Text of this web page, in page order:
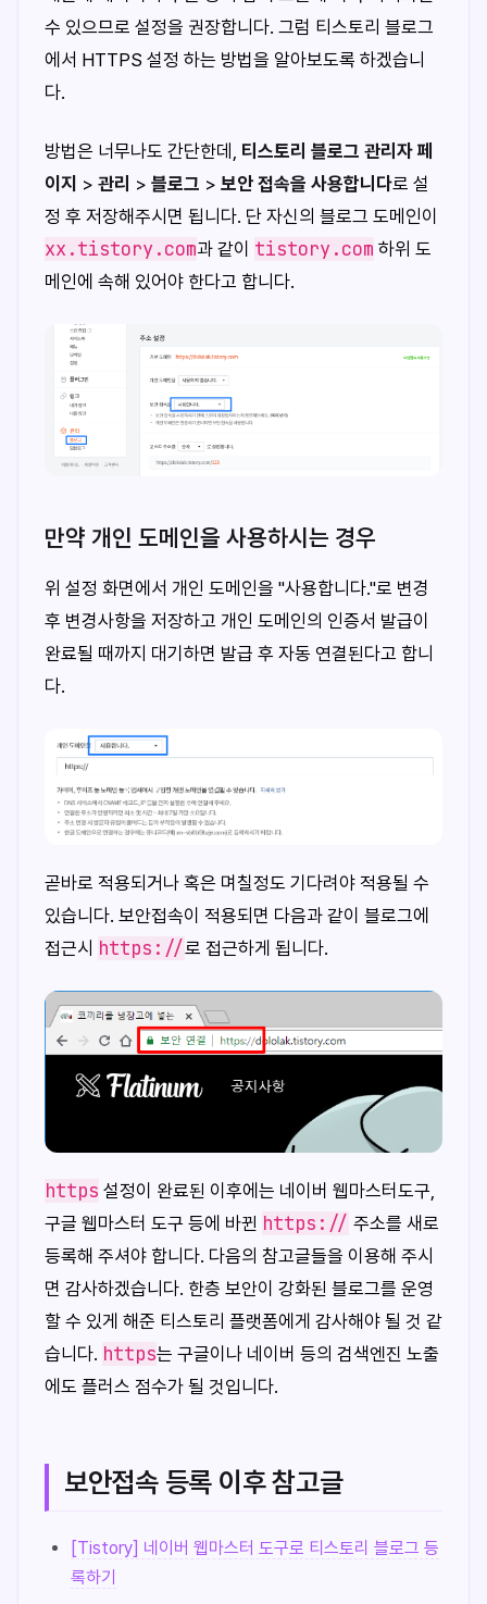
수 있으므로 설정을 권장합니다. 그럼 티스토리 블로그
에서 HTTPS 설정 하는 방법을 알아보도록 하겠습니
다.
방법은 너무나도 간단한데, 티스토리 블로그 관리자 페
이지 > 관리 > 블로그 > 보안 접속을 사용합니다로 설
정 후 저장해주시면 됩니다. 단 자신의 블로그 도메인이
xx.tistory.com과 같이 tistory.com 하위 도
메인에 속해 있어야 한다고 합니다.
만약 개인 도메인을 사용하시는 경우
위 설정 화면에서 개인 도메인을 "사용합니다."로 변경
후 변경사항을 저장하고 개인 도메인의 인증서 발급이
완료될 때까지 대기하면 발급 후 자동 연결된다고 합니
다.
곧바로 적용되거나 혹은 며칠정도 기다려야 적용될 수
있습니다. 보안접속이 적용되면 다음과 같이 블로그에
접근시 https://로 접근하게 됩니다.
https 설정이 완료된 이후에는 네이버 웹마스터도구,
구글 웹마스터 도구 등에 바뀐 https:// 주소를 새로
등록해 주셔야 합니다. 다음의 참고글들을 이용해 주시
면 감사하겠습니다. 한층 보안이 강화된 블로그를 운영
할 수 있게 해준 티스토리 플랫폼에게 감사해야 될 것 같
습니다. https는 구글이나 네이버 등의 검색엔진 노출
에도 플러스 점수가 될 것입니다.
보안접속 등록 이후 참고글
[Tistory] 네이버 웹마스터 도구로 티스토리 블로그 등
록하기